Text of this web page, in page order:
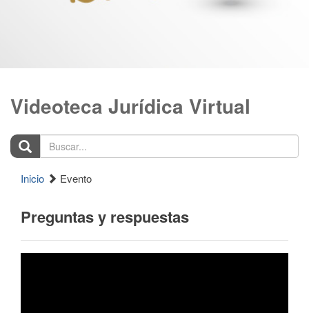
Videoteca Jurídica Virtual
Buscar...
Inicio Evento
Preguntas y respuestas